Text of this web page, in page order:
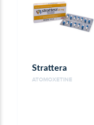
Strattera
ATOMOXETINE